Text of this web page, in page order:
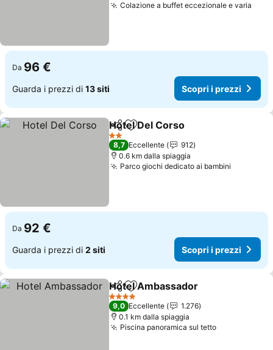
Colazione a buffet eccezionale e varia
Da 96 €
Guarda i prezzi di 13 siti Scopri i prezzi
CondividiAggiungi ai preferiti
Hotel Del Corso
2 Stelle
8,7 Eccellente
912
0.6 km dalla spiaggia
Parco giochi dedicato ai bambini
Da 92 €
Guarda i prezzi di 2 siti Scopri i prezzi
CondividiAggiungi ai preferiti
Hotel Ambassador
4 Stelle
9,0 Eccellente
1.276
0.1 km dalla spiaggia
Piscina panoramica sul tettoScopri i